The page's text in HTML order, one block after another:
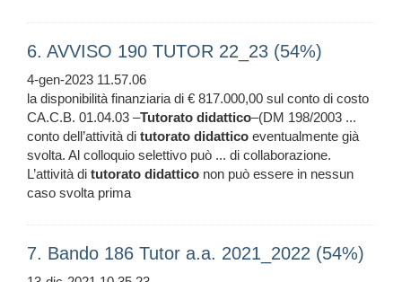
6. AVVISO 190 TUTOR 22_23 (54%)
4-gen-2023 11.57.06
la disponibilità finanziaria di € 817.000,00 sul conto di costo
CA.C.B. 01.04.03 –Tutorato didattico–(DM 198/2003 ...
conto dell’attività di tutorato didattico eventualmente già
svolta. Al colloquio selettivo può ... di collaborazione.
L’attività di tutorato didattico non può essere in nessun
caso svolta prima
7. Bando 186 Tutor a.a. 2021_2022 (54%)